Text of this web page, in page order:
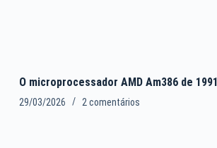
O microprocessador AMD Am386 de 1991
29/03/2026 2 comentários